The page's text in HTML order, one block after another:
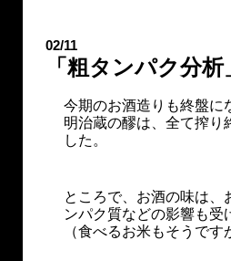
02/11
「粗タンパク分析
今期のお酒造りも終盤に
明治蔵の醪は、全て搾り
した。
ところで、お酒の味は、
ンパク質などの影響も受
（食べるお米もそうです